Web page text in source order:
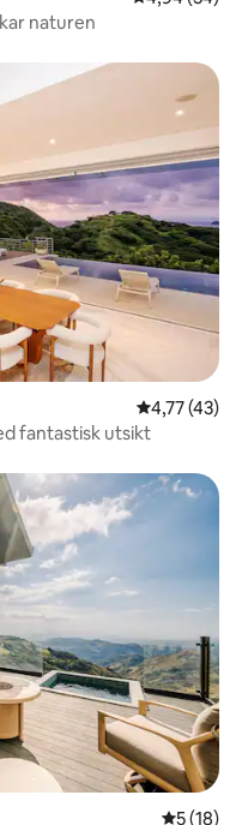
naturen
4,77 av 5 i
4,77 (43)
fantastisk utsikt
5 av 5 i
5 (18)